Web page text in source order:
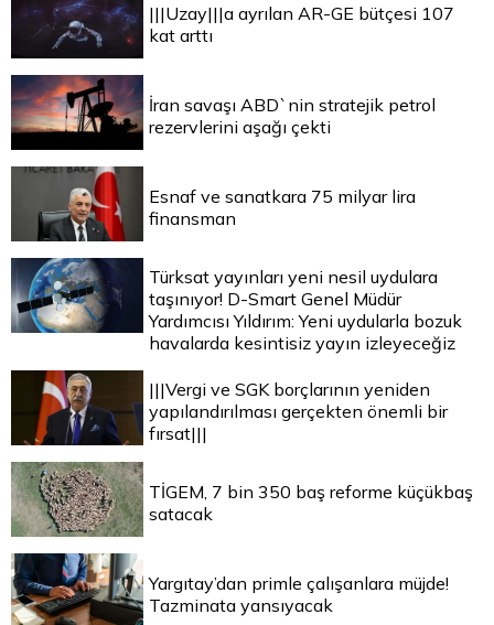
|||Uzay|||a ayrılan AR-GE bütçesi 107
kat arttı
İran savaşı ABD`nin stratejik petrol
rezervlerini aşağı çekti
Esnaf ve sanatkara 75 milyar lira
finansman
Türksat yayınları yeni nesil uydulara
taşınıyor! D-Smart Genel Müdür
Yardımcısı Yıldırım: Yeni uydularla bozuk
havalarda kesintisiz yayın izleyeceğiz
|||Vergi ve SGK borçlarının yeniden
yapılandırılması gerçekten önemli bir
fırsat|||
TİGEM, 7 bin 350 baş reforme küçükbaş
satacak
Yargıtay’dan primle çalışanlara müjde!
Tazminata yansıyacak